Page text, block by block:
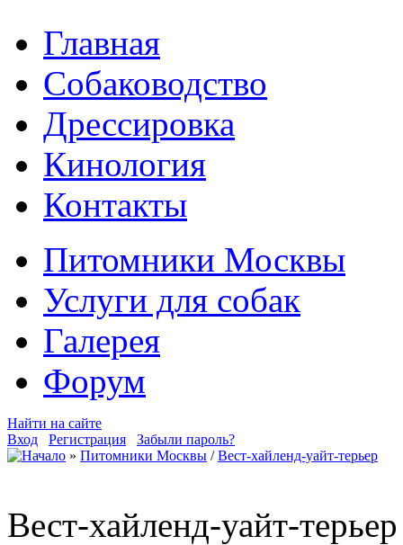
Главная
Собаководство
Дрессировка
Кинология
Контакты
Питомники Москвы
Услуги для собак
Галерея
Форум
Найти на сайте
Вход
Регистрация
Забыли пароль?
» Питомники Москвы /Вест-хайленд-уайт-терьер
Вест-хайленд-уайт-терьер